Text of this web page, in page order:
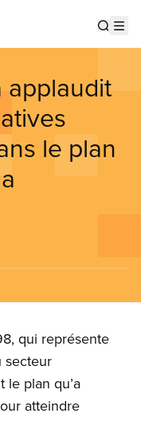
applaudit
le plan
qui représente
secteur
le plan qu’a
atteindre